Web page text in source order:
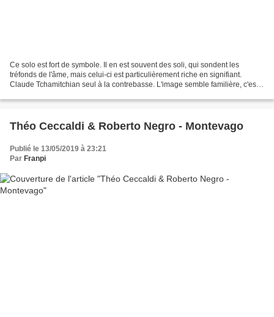
Ce solo est fort de symbole. Il en est souvent des soli, qui sondent les
tréfonds de l'âme, mais celui-ci est particulièrement riche en signifiant.
Claude Tchamitchian seul à la contrebasse. L'image semble familière, c'est
Théo Ceccaldi & Roberto Negro - Montevago
Publié le 13/05/2019 à 23:21
Par Franpi